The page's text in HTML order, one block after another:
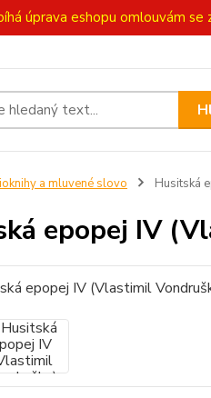
úprava eshopu omlouvám
a mluvené slovo Husitská
epopej IV